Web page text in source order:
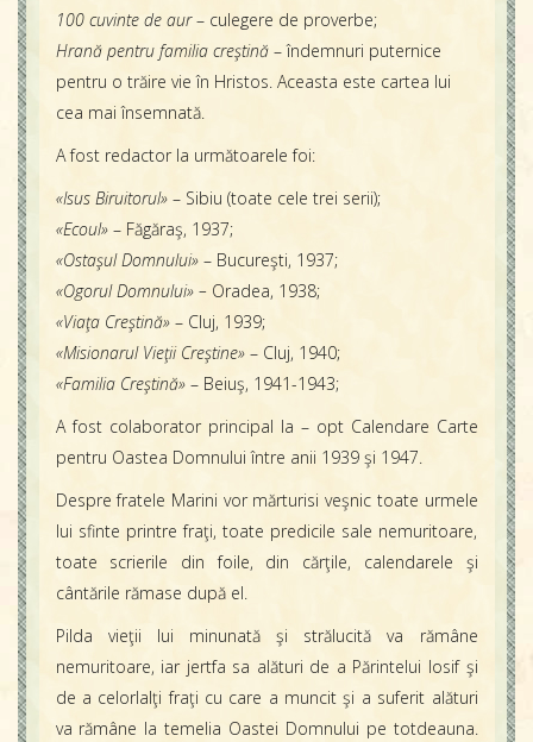
100 cuvinte de aur– culegere de proverbe;
Hrană pentru familia creştină– îndemnuri puternice
pentru o trăire vie în Hristos. Aceasta este cartea lui
cea mai însemnată.
A fost redactor la următoarele foi:
«Isus Biruitorul»– Sibiu (toate cele trei serii);
«Ecoul»– Făgăraş, 1937;
«Ostaşul Domnului» – Bucureşti, 1937;
«Ogorul Domnului» – Oradea, 1938;
«Viaţa Creştină»– Cluj, 1939;
«Misionarul Vieţii Creştine» – Cluj, 1940;
«Familia Creştină»– Beiuş, 1941-1943;
A fost colaborator principal la – opt Calendare Carte
pentru Oastea Domnului între anii 1939 şi 1947.
Despre fratele Marini vor mărturisi veşnic toate urmele
lui sfinte printre fraţi, toate predicile sale nemuritoare,
toate scrierile din foile, din cărţile, calendarele şi
cântările rămase după el.
Pilda vieţii lui minunată şi strălucită va rămâne
nemuritoare, iar jertfa sa alături de a Părintelui Iosif şi
de a celorlalţi fraţi cu care a muncit şi a suferit alături
va rămâne la temelia Oastei Domnului pe totdeauna.